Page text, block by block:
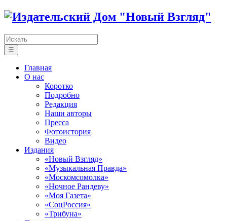
☰
Главная
О нас
Коротко
Подробно
Редакция
Наши авторы
Пресса
Фотоистория
Видео
Издания
«Новый Взгляд»
«Музыкальная Правда»
«Москомсомолка»
«Ночное Рандеву»
«Моя Газета»
«СоцРоссия»
«Трибуна»